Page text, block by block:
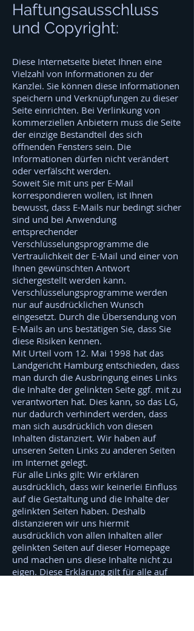
Haftungsausschluss
und Copyright:
Diese Internetseite bietet Ihnen eine
Vielzahl von Informationen zu der
Kanzlei. Sie können diese Informationen
speichern und Verknüpfungen zu dieser
Seite einrichten. Bei Verlinkung von
kommerziellen Anbietern muss die Seite
der einzige Bestandteil des sich
öffnenden Fensters sein. Die
Informationen dürfen nicht verändert
oder verfälscht werden.
Soweit Sie mit uns per E-Mail
korrespondieren wollen, ist Ihnen
bewusst, dass E-Mails nur bedingt sicher
sind und bei Anwendung
entsprechender
Verschlüsselungsprogramme die
Vertraulichkeit der E-Mail und einer von
Ihnen gewünschten Antwort
sichergestellt werden kann.
Verschlüsselungsprogramme werden
nur auf ausdrücklichen Wunsch
eingesetzt. Durch die Übersendung von
E-Mails an uns bestätigen Sie, dass Sie
diese Risiken kennen.
Mit Urteil vom 12. Mai 1998 hat das
Landgericht Hamburg entschieden, dass
man durch die Ausbringung eines Links
die Inhalte der gelinkten Seite ggf. mit zu
verantworten hat. Dies kann, so das LG,
nur dadurch verhindert werden, dass
man sich ausdrücklich von diesen
Inhalten distanziert. Wir haben auf
unseren Seiten Links zu anderen Seiten
im Internet gelegt.
Für alle Links gilt: Wir erklären
ausdrücklich, dass wir keinerlei Einfluss
auf die Gestaltung und die Inhalte der
gelinkten Seiten haben. Deshalb
distanzieren wir uns hiermit
ausdrücklich von allen Inhalten aller
gelinkten Seiten auf dieser Homepage
und machen uns diese Inhalte nicht zu
eigen. Diese Erklärung gilt für alle auf